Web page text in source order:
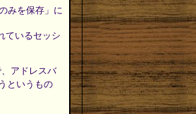
みを保存」に
ているセッシ
アドレスバ
というもの